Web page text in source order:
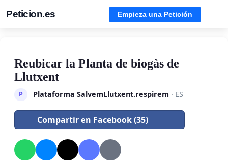
Peticion.es Empieza una Petición
Reubicar la Planta de biogàs de
Llutxent
P Plataforma SalvemLlutxent.respirem · ES
Compartir en Facebook (35)